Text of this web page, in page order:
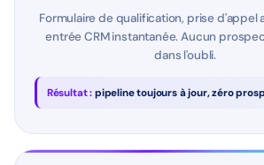
Formulaire de qualification, prise d'appel
entrée CRM instantanée. Aucun
dans l'oubli.
Résultat :pipeline toujours à jour, zéro